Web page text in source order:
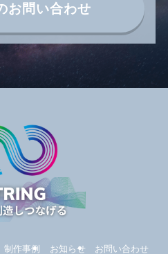
お問い合わせ
制作事例 お知らせ お問い合わせ